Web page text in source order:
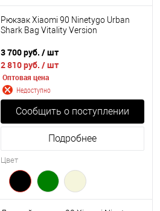
Рюкзак Xiaomi 90 Ninetygo Urban
Shark Bag Vitality Version
3 700 руб. / шт
2 810 руб. / шт
Оптовая цена
Недоступно
Сообщить о поступлении
Подробнее
Цвет